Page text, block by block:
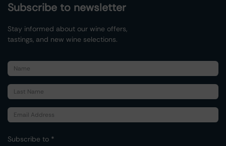
Subscribe to newsletter
Stay informed about our wine offers,
tastings, and new wine selections.
Subscribe to *